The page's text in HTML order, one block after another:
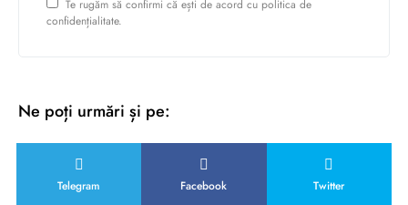
Te rugăm să confirmi că ești de acord cu politica de
confidențialitate.
Ne poți urmări și pe:
Telegram Facebook Twitter